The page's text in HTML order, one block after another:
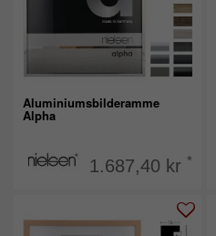
Aluminiumsbilderamme
Alpha
1.687,40 kr *